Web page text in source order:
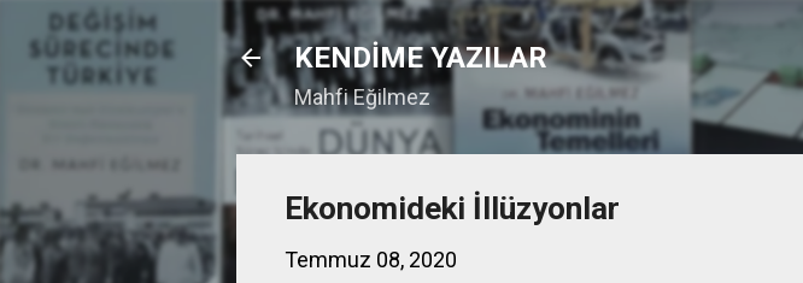
Ana
KENDİME YAZILAR
Mahfi Eğilmez
Ekonomideki İllüzyonlar
Temmuz 08, 2020